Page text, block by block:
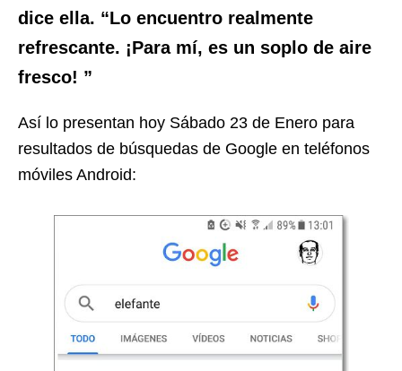
dice ella. “Lo encuentro realmente
refrescante. ¡Para mí, es un soplo de aire
fresco! ”
Así lo presentan hoy Sábado 23 de Enero para
resultados de búsquedas de Google en teléfonos
móviles Android: